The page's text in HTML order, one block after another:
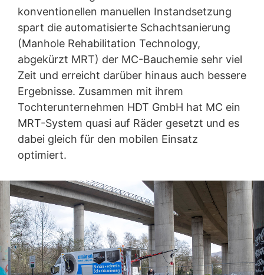
Schnelle Schicht im Schacht
nicht nur wesentlich einfacher und schneller,
sondern auch sicherer und kostengünstiger instand
setzen, wie zwei Projekte aus dem Breisgau und
Rheinland-Pfalz exemplarisch zeigen.
konventionellen manuellen Instandsetzung
spart die automatisierte Schachtsanierung
(Manhole Rehabilitation Technology,
abgekürzt MRT) der MC-Bauchemie sehr viel
Zeit und erreicht darüber hinaus auch bessere
Ergebnisse. Zusammen mit ihrem
Tochterunternehmen HDT GmbH hat MC ein
MRT-System quasi auf Räder gesetzt und es
dabei gleich für den mobilen Einsatz
optimiert.